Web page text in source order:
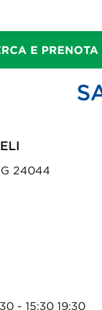
E
24044
- 15:30 19:30